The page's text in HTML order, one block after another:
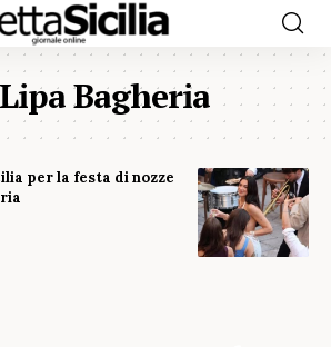
Bagheria
per la festa di nozze